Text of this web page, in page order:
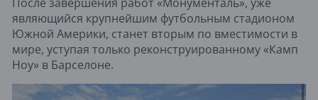
являющийся крупнейшим футбольным стадионом
Южной Америки, станет вторым по вместимости в
мире, уступая только реконструированному «Камп
Ноу» в Барселоне.